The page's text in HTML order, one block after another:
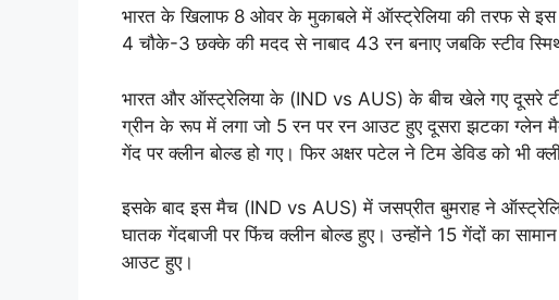
भारत के खिलाफ 8 ओवर के मुकाबले में ऑस्ट्रेलिया की तरफ से इस
4 चौके-3 छक्के की मदद से नाबाद 43 रन बनाए जबकि स्टीव
भारत और ऑस्ट्रेलिया के (IND vs AUS) के बीच खेले गए दूसरे
ग्रीन के रूप में लगा जो 5 रन पर रन आउट हुए दूसरा झटका ग्लेन
गेंद पर क्लीन बोल्ड हो गए। फिर अक्षर पटेल ने टिम डेविड को भी
इसके बाद इस मैच (IND vs AUS) में जसप्रीत बुमराह ने
घातक गेंदबाजी पर फिंच क्लीन बोल्ड हुए। उन्होंने 15 गेंदों का
आउट हुए।